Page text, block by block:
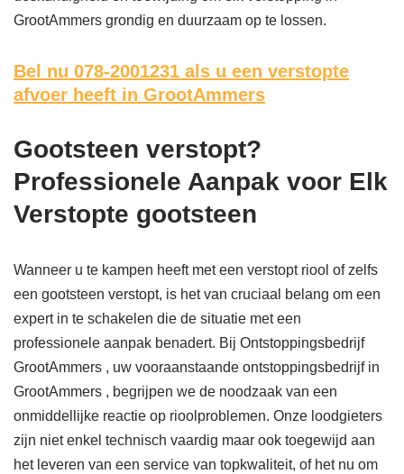
GrootAmmers grondig en duurzaam op te lossen.
Bel nu 078-2001231 als u een verstopte
afvoer heeft in GrootAmmers
Gootsteen verstopt?
Professionele Aanpak voor Elk
Verstopte gootsteen
Wanneer u te kampen heeft met een verstopt riool of zelfs
een gootsteen verstopt, is het van cruciaal belang om een
expert in te schakelen die de situatie met een
professionele aanpak benadert. Bij Ontstoppingsbedrijf
GrootAmmers , uw vooraanstaande ontstoppingsbedrijf in
GrootAmmers , begrijpen we de noodzaak van een
onmiddellijke reactie op rioolproblemen. Onze loodgieters
zijn niet enkel technisch vaardig maar ook toegewijd aan
het leveren van een service van topkwaliteit, of het nu om